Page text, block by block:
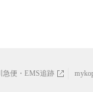
急便・EMS追跡